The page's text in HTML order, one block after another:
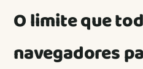
O limite que
navegadores